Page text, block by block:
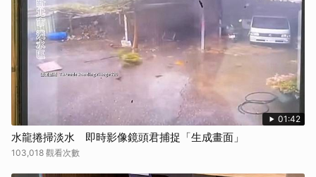
01:42
水龍捲掃淡水 即時影像鏡頭君捕捉「生成畫面」
103,018 觀看次數
取消